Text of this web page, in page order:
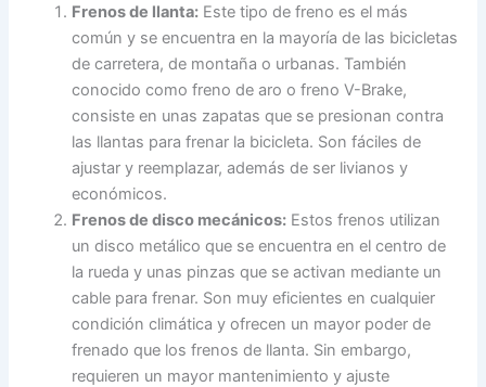
Frenos de llanta: Este tipo de freno es el más
común y se encuentra en la mayoría de las bicicletas
de carretera, de montaña o urbanas. También
conocido como freno de aro o freno V-Brake,
consiste en unas zapatas que se presionan contra
las llantas para frenar la bicicleta. Son fáciles de
ajustar y reemplazar, además de ser livianos y
económicos.
Frenos de disco mecánicos: Estos frenos utilizan
un disco metálico que se encuentra en el centro de
la rueda y unas pinzas que se activan mediante un
cable para frenar. Son muy eficientes en cualquier
condición climática y ofrecen un mayor poder de
frenado que los frenos de llanta. Sin embargo,
requieren un mayor mantenimiento y ajuste